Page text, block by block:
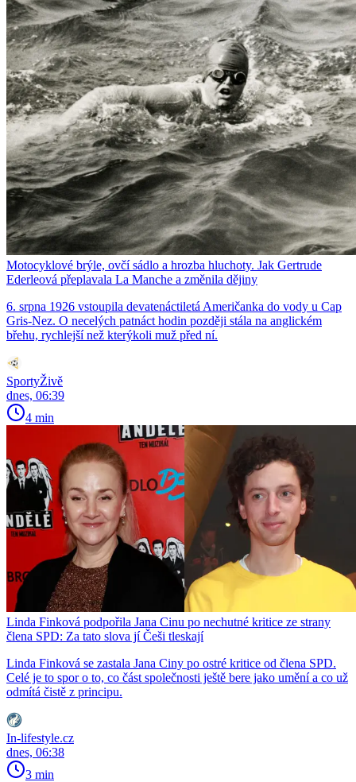
Motocyklové brýle, ovčí sádlo a hrozba hluchoty. Jak Gertrude
Ederleová přeplavala La Manche a změnila dějiny
6. srpna 1926 vstoupila devatenáctiletá Američanka do vody u Cap
Gris-Nez. O necelých patnáct hodin později stála na anglickém
břehu, rychlejší než kterýkoli muž před ní.
SportyŽivě
dnes, 06:39
4 min
Linda Finková podpořila Jana Cinu po nechutné kritice ze strany
člena SPD: Za tato slova jí Češi tleskají
Linda Finková se zastala Jana Ciny po ostré kritice od člena SPD.
Celé je to spor o to, co část společnosti ještě bere jako umění a co už
odmítá čistě z principu.
In-lifestyle.cz
dnes, 06:38
3 min